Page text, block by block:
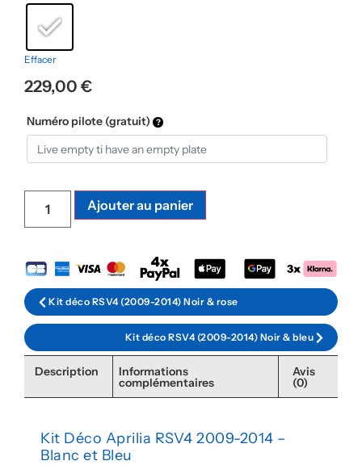
Effacer
229,00 €
Numéro pilote (gratuit)
Ajouter au panier
Kit déco RSV4 (2009-2014) Noir & rose
Kit déco RSV4 (2009-2014) Noir & bleu
Description Informations
complémentaires
Avis
(0)
Kit Déco Aprilia RSV4 2009-2014 –
Blanc et Bleu